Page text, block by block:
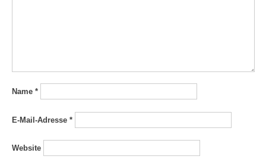
Name *
E-Mail-Adresse *
Website